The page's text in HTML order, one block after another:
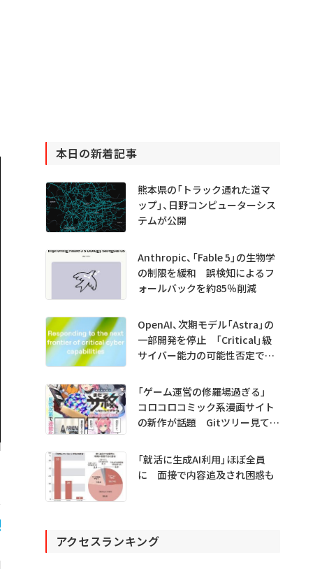
本日の新着記事
熊本県の「トラック通れた道マ
ップ」、日野コンピューターシス
テムが公開
Anthropic、「Fable 5」の生物学
の制限を緩和 誤検知によるフ
ォールバックを約85％削減
OpenAI、次期モデル「Astra」の
一部開発を停止 「Critical」級
サイバー能力の可能性否定でき
「ゲーム運営の修羅場過ぎる」
コロコロコミック系漫画サイト
の新作が話題 Gitツリー見てガ
「就活に生成AI利用」ほぼ全員
に 面接で内容追及され困惑も
アクセスランキング